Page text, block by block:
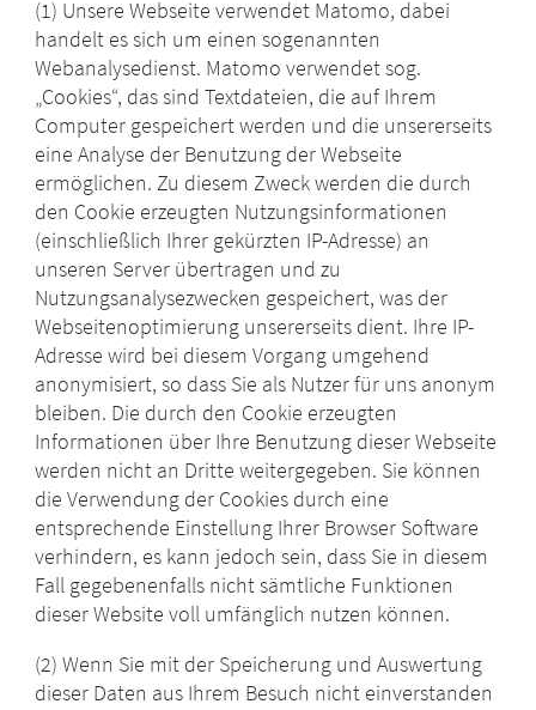
(1) Unsere Webseite verwendet Matomo, dabei
handelt es sich um einen sogenannten
Webanalysedienst. Matomo verwendet sog.
„Cookies“, das sind Textdateien, die auf Ihrem
Computer gespeichert werden und die unsererseits
eine Analyse der Benutzung der Webseite
ermöglichen. Zu diesem Zweck werden die durch
den Cookie erzeugten Nutzungsinformationen
(einschließlich Ihrer gekürzten IP-Adresse) an
unseren Server übertragen und zu
Nutzungsanalysezwecken gespeichert, was der
Webseitenoptimierung unsererseits dient. Ihre IP-
Adresse wird bei diesem Vorgang umgehend
anonymisiert, so dass Sie als Nutzer für uns anonym
bleiben. Die durch den Cookie erzeugten
Informationen über Ihre Benutzung dieser Webseite
werden nicht an Dritte weitergegeben. Sie können
die Verwendung der Cookies durch eine
entsprechende Einstellung Ihrer Browser Software
verhindern, es kann jedoch sein, dass Sie in diesem
Fall gegebenenfalls nicht sämtliche Funktionen
dieser Website voll umfänglich nutzen können.
(2) Wenn Sie mit der Speicherung und Auswertung
dieser Daten aus Ihrem Besuch nicht einverstanden